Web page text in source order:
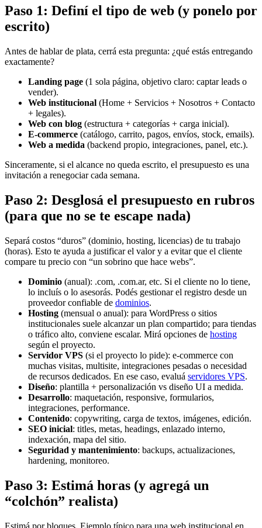
Paso 1: Definí el tipo de web (y ponelo por
escrito)
Antes de hablar de plata, cerrá esta pregunta: ¿qué estás entregando
exactamente?
Landing page (1 sola página, objetivo claro: captar leads o
vender).
Web institucional (Home + Servicios + Nosotros + Contacto
+ legales).
Web con blog (estructura + categorías + carga inicial).
E-commerce (catálogo, carrito, pagos, envíos, stock, emails).
Web a medida (backend propio, integraciones, panel, etc.).
Sinceramente, si el alcance no queda escrito, el presupuesto es una
invitación a renegociar cada semana.
Paso 2: Desglosá el presupuesto en rubros
(para que no se te escape nada)
Separá costos “duros” (dominio, hosting, licencias) de tu trabajo
(horas). Esto te ayuda a justificar el valor y a evitar que el cliente
compare tu precio con “un sobrino que hace webs”.
Dominio (anual): .com, .com.ar, etc. Si el cliente no lo tiene,
lo incluís o lo asesorás. Podés gestionar el registro desde un
proveedor confiable de dominios.
Hosting (mensual o anual): para WordPress o sitios
institucionales suele alcanzar un plan compartido; para tiendas
o tráfico alto, conviene escalar. Mirá opciones de hosting
según el proyecto.
Servidor VPS (si el proyecto lo pide): e-commerce con
muchas visitas, multisite, integraciones pesadas o necesidad
de recursos dedicados. En ese caso, evaluá servidores VPS.
Diseño: plantilla + personalización vs diseño UI a medida.
Desarrollo: maquetación, responsive, formularios,
integraciones, performance.
Contenido: copywriting, carga de textos, imágenes, edición.
SEO inicial: titles, metas, headings, enlazado interno,
indexación, mapa del sitio.
Seguridad y mantenimiento: backups, actualizaciones,
hardening, monitoreo.
Paso 3: Estimá horas (y agregá un
“colchón” realista)
Estimá por bloques. Ejemplo típico para una web institucional en